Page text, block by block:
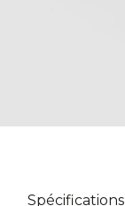
Spécifications